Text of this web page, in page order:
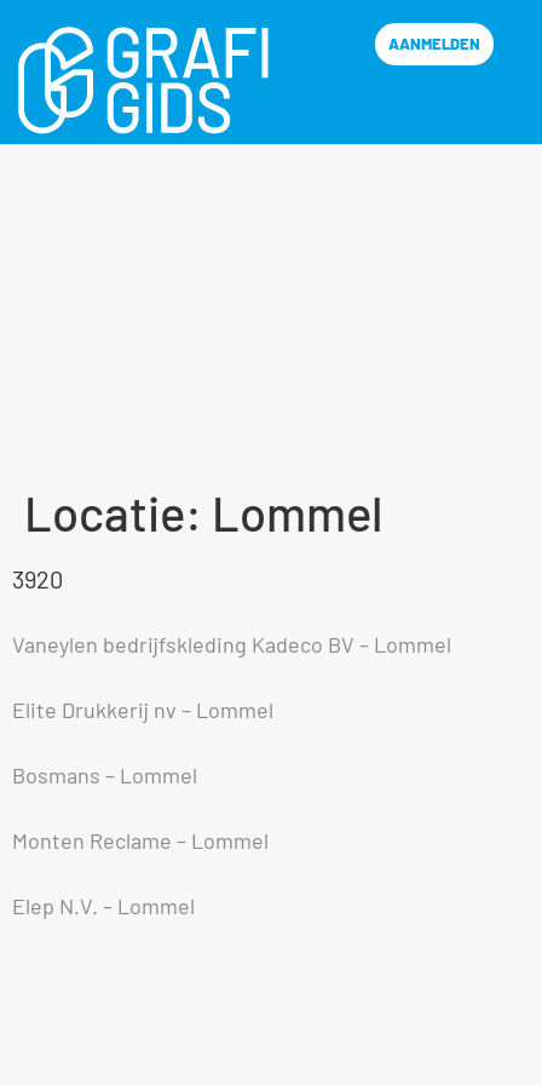
AANMELDEN
Locatie: Lommel
3920
Vaneylen bedrijfskleding Kadeco BV – Lommel
Elite Drukkerij nv – Lommel
Bosmans – Lommel
Monten Reclame – Lommel
Elep N.V. – Lommel